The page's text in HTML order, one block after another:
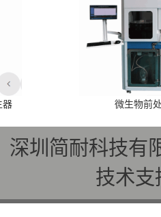
器 微生物前
深圳简耐科技有
技术